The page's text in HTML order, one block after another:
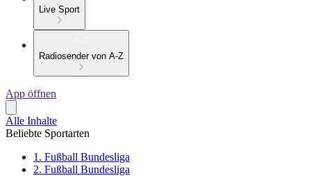
Live Sport
Radiosender von A-Z
App öffnen
Alle Inhalte
Beliebte Sportarten
1. Fußball Bundesliga
2. Fußball Bundesliga